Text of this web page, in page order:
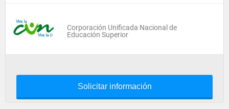
Corporación Unificada Nacional de
Educación Superior
Solicitar información